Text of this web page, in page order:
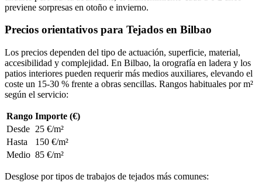
previene sorpresas en otoño e invierno.
Precios orientativos para Tejados en Bilbao
Los precios dependen del tipo de actuación, superficie, material,
accesibilidad y complejidad. En Bilbao, la orografía en ladera y los
patios interiores pueden requerir más medios auxiliares, elevando el
coste un 15-30 % frente a obras sencillas. Rangos habituales por m²
según el servicio:
Rango Importe (€)
Desde 25 €/m²
Hasta
150 €/m²
Medio 85 €/m²
Desglose por tipos de trabajos de tejados más comunes: